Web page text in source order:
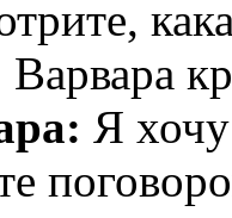
Варвара
Я